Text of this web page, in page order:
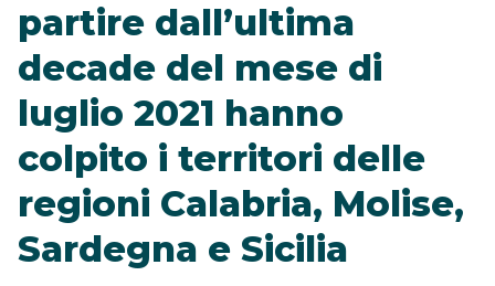
partire dall’ultima
decade del mese di
luglio 2021 hanno
colpito i territori delle
regioni Calabria, Molise,
Sardegna e Sicilia